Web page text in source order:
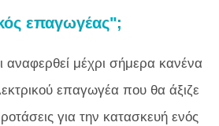
επαγωγέας";
αναφερθεί μέχρι σήμερα κανένα
επαγωγέα που θα άξιζε
για την κατασκευή ενός